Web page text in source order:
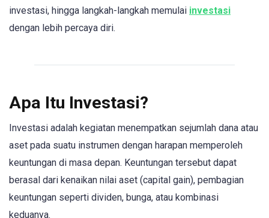
investasi, hingga langkah-langkah memulai investasi
dengan lebih percaya diri.
Apa Itu Investasi?
Investasi adalah kegiatan menempatkan sejumlah dana atau
aset pada suatu instrumen dengan harapan memperoleh
keuntungan di masa depan. Keuntungan tersebut dapat
berasal dari kenaikan nilai aset (capital gain), pembagian
keuntungan seperti dividen, bunga, atau kombinasi
keduanya.